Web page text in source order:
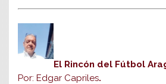
El Rincón del Fútbol
Por: Edgar Capriles.